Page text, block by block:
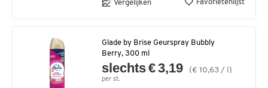
Vergelijken Favorietenlijst
Glade by Brise Geurspray Bubbly
Berry, 300 ml
slechts € 3,19 (€ 10,63 / l)
per st.